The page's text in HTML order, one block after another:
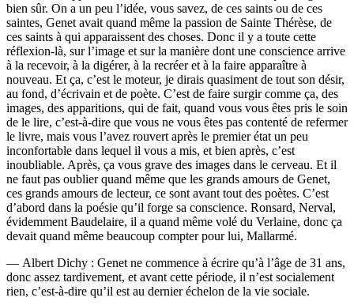
bien sûr. On a un peu l’idée, vous savez, de ces saints ou de ces
saintes, Genet avait quand même la passion de Sainte Thérèse, de
ces saints à qui apparaissent des choses. Donc il y a toute cette
réflexion-là, sur l’image et sur la manière dont une conscience arrive
à la recevoir, à la digérer, à la recréer et à la faire apparaître à
nouveau. Et ça, c’est le moteur, je dirais quasiment de tout son désir,
au fond, d’écrivain et de poète. C’est de faire surgir comme ça, des
images, des apparitions, qui de fait, quand vous vous êtes pris le soin
de le lire, c’est-à-dire que vous ne vous êtes pas contenté de refermer
le livre, mais vous l’avez rouvert après le premier état un peu
inconfortable dans lequel il vous a mis, et bien après, c’est
inoubliable. Après, ça vous grave des images dans le cerveau. Et il
ne faut pas oublier quand même que les grands amours de Genet,
ces grands amours de lecteur, ce sont avant tout des poètes. C’est
d’abord dans la poésie qu’il forge sa conscience. Ronsard, Nerval,
évidemment Baudelaire, il a quand même volé du Verlaine, donc ça
devait quand même beaucoup compter pour lui, Mallarmé.
— Albert Dichy : Genet ne commence à écrire qu’à l’âge de 31 ans,
donc assez tardivement, et avant cette période, il n’est socialement
rien, c’est-à-dire qu’il est au dernier échelon de la vie sociale.